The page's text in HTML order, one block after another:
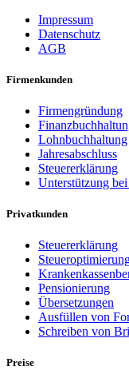
Impressum
Datenschutz
AGB
Firmenkunden
Firmengründung
Lohnbuchhaltung
Jahresabschluss
Steuererklärung
Unterstützung
Privatkunden
Steuererklärung
Pensionierung
Übersetzungen
Ausfüllen von
Schreiben von
Preise